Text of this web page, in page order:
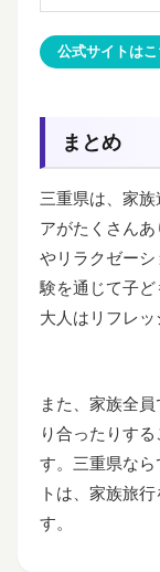
公式サイトはこ
まとめ
三重県は、家族
アがたくさん
やリラクゼー
験を通じて子ど
大人はリフレッ
また、家族全
り合ったりす
す。三重県な
トは、家族旅
す。